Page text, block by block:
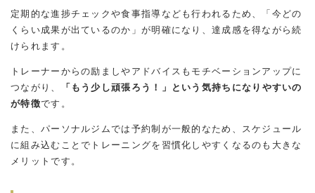
定期的な進捗チェックや食事指導なども行われるため、「今どの
くらい成果が出ているのか」が明確になり、達成感を得ながら続
けられます。
トレーナーからの励ましやアドバイスもモチベーションアップに
つながり、
「もう少し頑張ろう！」という気持ちになりやすいの
が特徴です。
また、パーソナルジムでは予約制が一般的なため、スケジュール
に組み込むことでトレーニングを習慣化しやすくなるのも大きな
メリットです。